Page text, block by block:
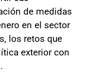
de medidas
en el sector
los retos que
exterior con